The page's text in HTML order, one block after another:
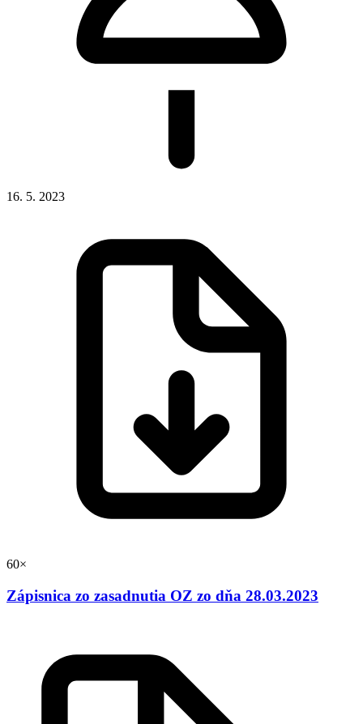
16. 5. 2023
60×
Zápisnica zo zasadnutia OZ zo dňa 28.03.2023